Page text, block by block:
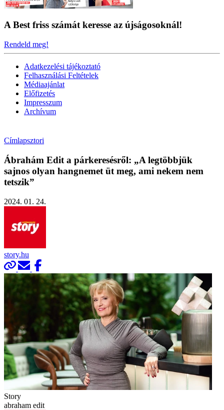
A Best friss számát keresse az újságosoknál!
Rendeld meg!
Adatkezelési tájékoztató
Felhasználási Feltételek
Médiaajánlat
Előfizetés
Impresszum
Archívum
Címlapsztori
Ábrahám Edit a párkeresésről: „A legtöbbjük
sajnos olyan hangnemet üt meg, ami nekem nem
tetszik”
2024. 01. 24.
story.hu
Story
abraham edit